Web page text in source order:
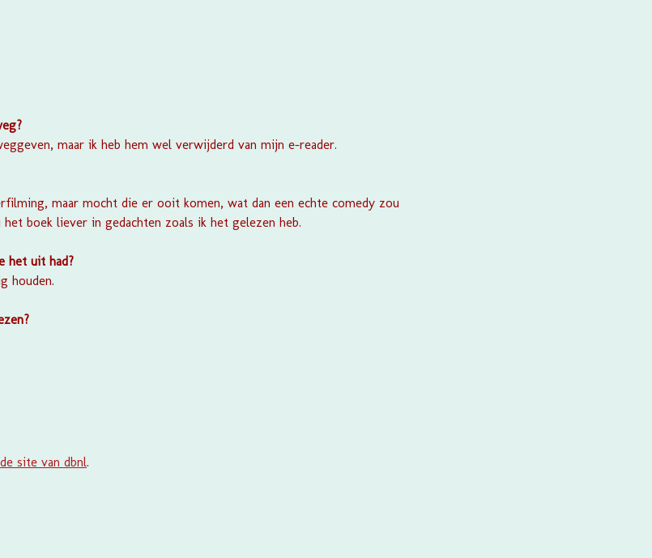
maar ik heb hem wel verwijderd van mijn e-reader.
maar mocht die er ooit komen, wat dan een echte comedy zou
boek liever in gedachten zoals ik het gelezen heb.
het uit had?
houden.
de site van dbnl.